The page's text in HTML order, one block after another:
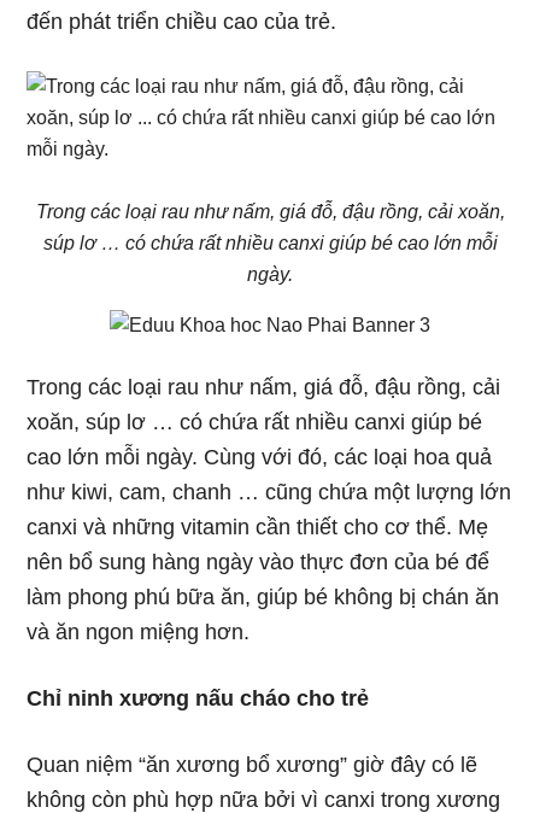
đến phát triển chiều cao của trẻ.
Trong các loại rau như nấm, giá đỗ, đậu rồng, cải xoăn,
súp lơ … có chứa rất nhiều canxi giúp bé cao lớn mỗi
ngày.
Trong các loại rau như nấm, giá đỗ, đậu rồng, cải
xoăn, súp lơ … có chứa rất nhiều canxi giúp bé
cao lớn mỗi ngày. Cùng với đó, các loại hoa quả
như kiwi, cam, chanh … cũng chứa một lượng lớn
canxi và những vitamin cần thiết cho cơ thể. Mẹ
nên bổ sung hàng ngày vào thực đơn của bé để
làm phong phú bữa ăn, giúp bé không bị chán ăn
và ăn ngon miệng hơn.
Chỉ ninh xương nấu cháo cho trẻ
Quan niệm “ăn xương bổ xương” giờ đây có lẽ
không còn phù hợp nữa bởi vì canxi trong xương